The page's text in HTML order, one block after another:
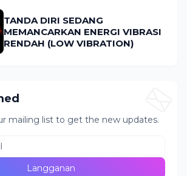
TANDA DIRI SEDANG
MEMANCARKAN ENERGI VIBRASI
RENDAH (LOW VIBRATION)
mailing list to get the new updates.